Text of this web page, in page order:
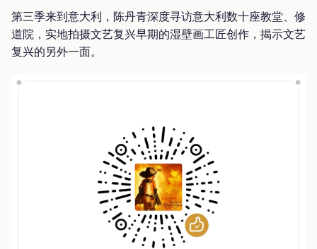
第三季来到意大利，陈丹青深度寻访意大利数十座教堂、修
道院，实地拍摄文艺复兴早期的湿壁画工匠创作，揭示文艺
复兴的另外一面。